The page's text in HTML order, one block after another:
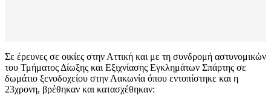
Σε έρευνες σε οικίες στην Αττική και με τη συνδρομή αστυνομικών
του Τμήματος Δίωξης και Εξιχνίασης Εγκλημάτων Σπάρτης σε
δωμάτιο ξενοδοχείου στην Λακωνία όπου εντοπίστηκε και η
23χρονη, βρέθηκαν και κατασχέθηκαν: